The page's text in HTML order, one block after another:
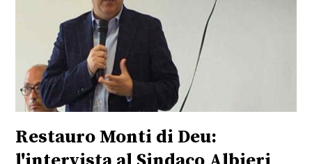
Restauro Monti di Deu: